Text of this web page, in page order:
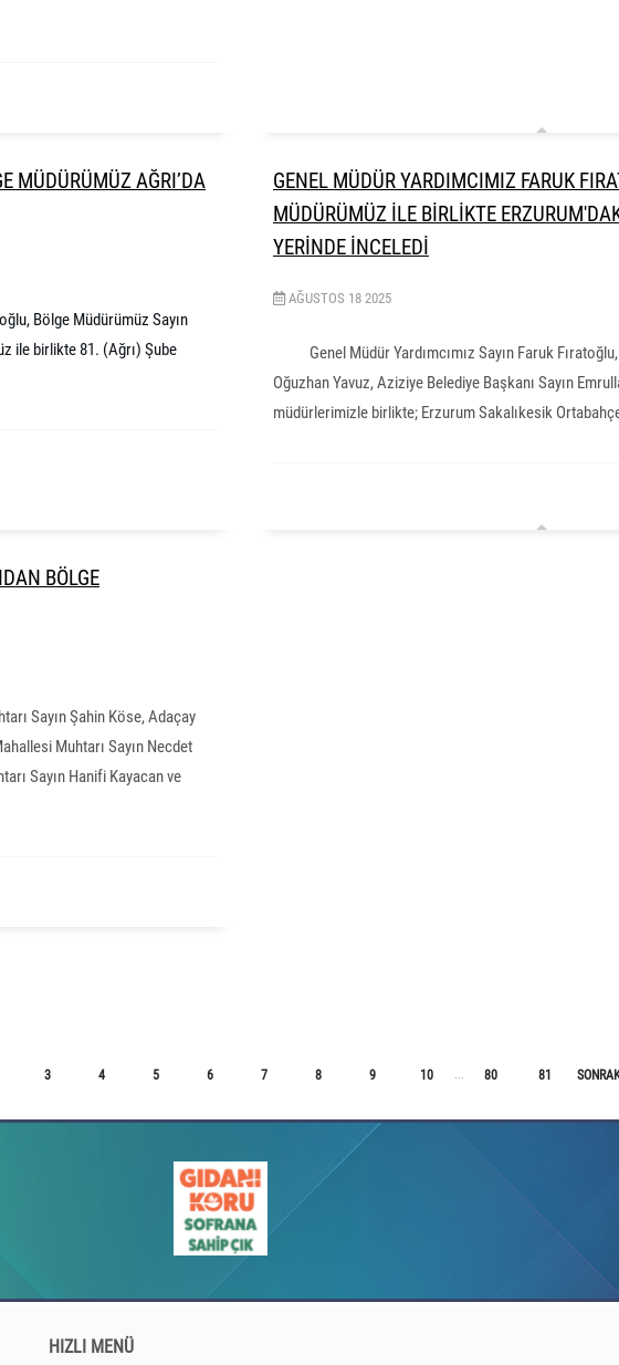
MÜDÜRÜMÜZ AĞRI’DA
Bölge Müdürümüz Sayın
ile birlikte 81. (Ağrı) Şube
GENEL MÜDÜR YARDIMCIMIZ FARUK
MÜDÜRÜMÜZ İLE BİRLİKTE
YERİNDE İNCELEDİ
AĞUSTOS 18 2025
Genel Müdür Yardımcımız Sayın Faruk
Oğuzhan Yavuz, Aziziye Belediye Başkanı Sayın
müdürlerimizle birlikte; Erzurum Sakalıkesik
BÖLGE
Sayın Şahin Köse, Adaçay
Muhtarı Sayın Necdet
Sayın Hanifi Kayacan ve
3 4 5 6 7 8 9 10 80 81
HIZLI MENÜ